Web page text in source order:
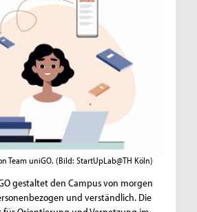
Team uniGO. (Bild: StartUpLab@TH Köln)
gestaltet den Campus von morgen
und verständlich. Die